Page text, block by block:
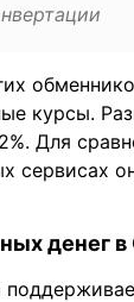
курсы.
Для
сервисах
денег в